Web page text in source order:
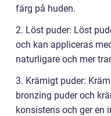
färg på huden.
2. Löst puder: Löst
och kan appliceras
naturligare och mer
3. Krämigt puder:
bronzing puder och
konsistens och ger en